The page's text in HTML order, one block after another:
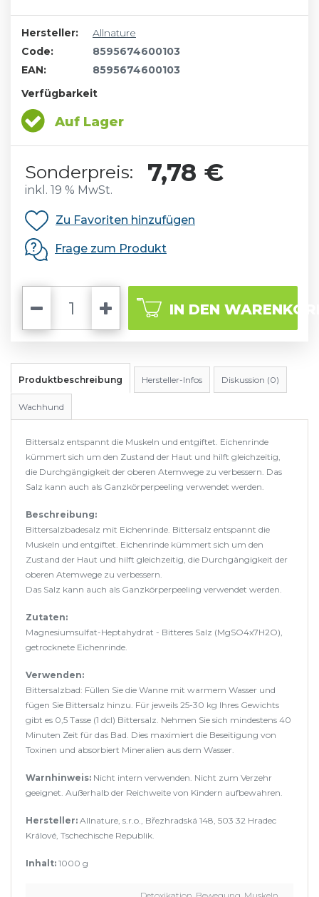
Hersteller:
Allnature
Code:
8595674600103
EAN:
8595674600103
Verfügbarkeit
Auf Lager
Sonderpreis: 7,78 €
inkl. 19 % MwSt.
Zu Favoriten hinzufügen
Frage zum Produkt
IN DEN
Produktbeschreibung Hersteller-Infos Diskussion (0)
Wachhund
Bittersalz entspannt die Muskeln und entgiftet. Eichenrinde
kümmert sich um den Zustand der Haut und hilft gleichzeitig,
die Durchgängigkeit der oberen Atemwege zu verbessern. Das
Salz kann auch als Ganzkörperpeeling verwendet werden.
Beschreibung:
Bittersalzbadesalz mit Eichenrinde. Bittersalz entspannt die
Muskeln und entgiftet. Eichenrinde kümmert sich um den
Zustand der Haut und hilft gleichzeitig, die Durchgängigkeit der
oberen Atemwege zu verbessern.
Das Salz kann auch als Ganzkörperpeeling verwendet werden.
Zutaten:
Magnesiumsulfat-Heptahydrat - Bitteres Salz (MgSO4x7H2O),
getrocknete Eichenrinde.
Verwenden:
Bittersalzbad: Füllen Sie die Wanne mit warmem Wasser und
fügen Sie Bittersalz hinzu. Für jeweils 25-30 kg Ihres Gewichts
gibt es 0,5 Tasse (1 dcl) Bittersalz. Nehmen Sie sich mindestens 40
Minuten Zeit für das Bad. Dies maximiert die Beseitigung von
Toxinen und absorbiert Mineralien aus dem Wasser.
Warnhinweis: Nicht intern verwenden. Nicht zum Verzehr
geeignet. Außerhalb der Reichweite von Kindern aufbewahren.
Hersteller: Allnature, s.r.o., Březhradská 148, 503 32 Hradec
Králové, Tschechische Republik.
Inhalt: 1000 g